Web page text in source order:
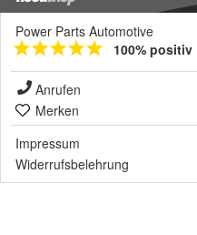
Power Parts Automotive
100% positiv
Anrufen
Merken
Impressum
Widerrufsbelehrung